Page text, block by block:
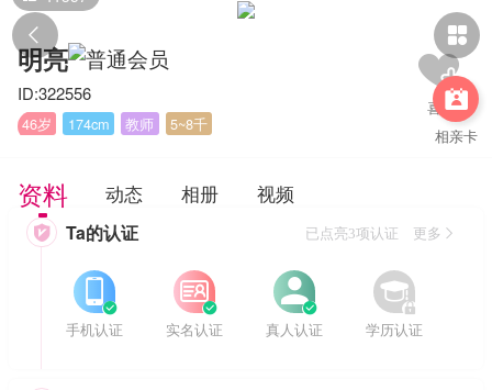
 

相亲卡
明亮
ID:322556
46岁 174cm 教师 5~8千
资料 动态 相册 视频
 Ta的认证 已点亮3项认证 更多


手机认证


实名认证


真人认证


学历认证